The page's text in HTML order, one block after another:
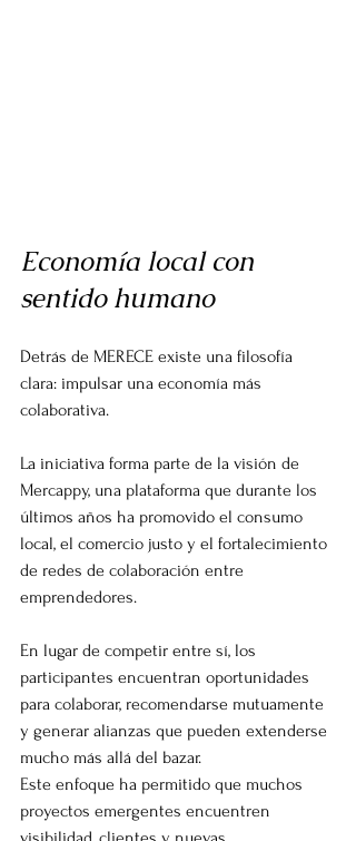
Economía local con
sentido humano
Detrás de MERECE existe una filosofía
clara: impulsar una economía más
colaborativa.
La iniciativa forma parte de la visión de
Mercappy, una plataforma que durante los
últimos años ha promovido el consumo
local, el comercio justo y el fortalecimiento
de redes de colaboración entre
emprendedores.
En lugar de competir entre sí, los
participantes encuentran oportunidades
para colaborar, recomendarse mutuamente
y generar alianzas que pueden extenderse
mucho más allá del bazar.
Este enfoque ha permitido que muchos
proyectos emergentes encuentren